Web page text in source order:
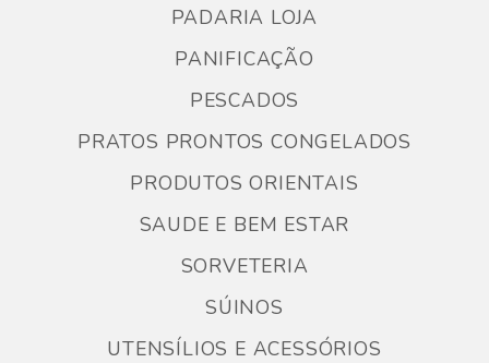
PADARIA LOJA
PANIFICAÇÃO
PESCADOS
PRATOS PRONTOS CONGELADOS
PRODUTOS ORIENTAIS
SAUDE E BEM ESTAR
SORVETERIA
SÚINOS
UTENSÍLIOS E ACESSÓRIOS